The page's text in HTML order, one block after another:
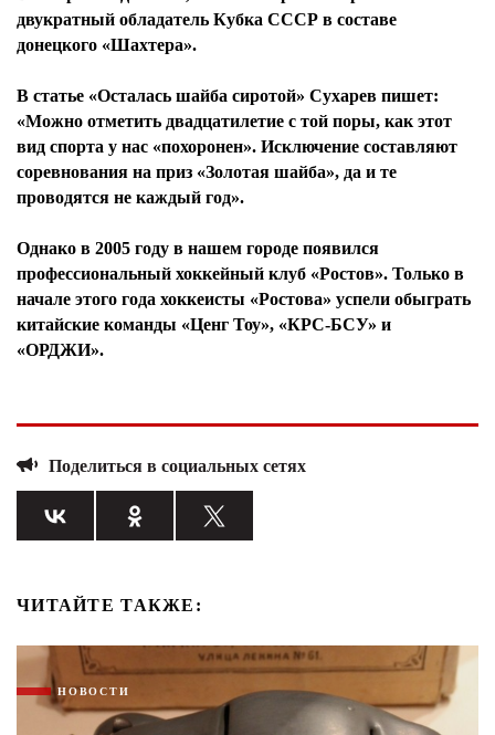
двукратный обладатель Кубка СССР в составе
донецкого «Шахтера».
В статье «Осталась шайба сиротой» Сухарев пишет:
«Можно отметить двадцатилетие с той поры, как этот
вид спорта у нас «похоронен». Исключение составляют
соревнования на приз «Золотая шайба», да и те
проводятся не каждый год».
Однако в 2005 году в нашем городе появился
профессиональный хоккейный клуб «Ростов». Только в
начале этого года хоккеисты «Ростова» успели обыграть
китайские команды «Ценг Тоу», «КРС-БСУ» и
«ОРДЖИ».
Поделиться в социальных сетях
ЧИТАЙТЕ ТАКЖЕ:
НОВОСТИ
защиты информации*
защиты информации*